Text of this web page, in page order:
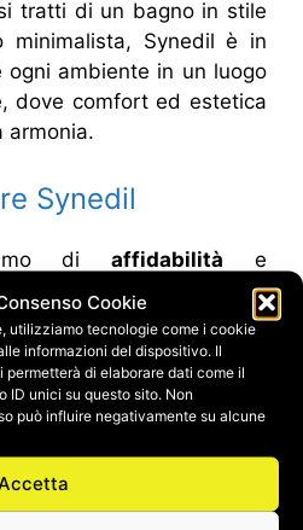
Cookie
utilizziamo tecnologie come i cookie
informazioni del dispositivo. Il
di elaborare dati come il
ID unici su questo sito. Non
può influire negativamente su alcune
tratti di un bagno in stile
minimalista, Synedil è in
ambiente in un luogo
dove comfort ed estetica
armonia.
Synedil
diaffidabilità e
un team di artigiani e
qualificati, l’azienda
e precisi, rispettando
Inoltre, Synedil
in mano”, curando
ristrutturazione, dalla
consegna finale.